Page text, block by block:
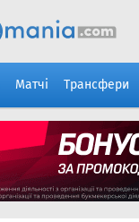
Матчі Трансфери